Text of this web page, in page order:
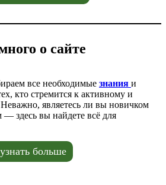
о сайте
все необходимые знания и
кто стремится к активному и
являетесь ли вы новичком
здесь вы найдете всё для
узнать больше